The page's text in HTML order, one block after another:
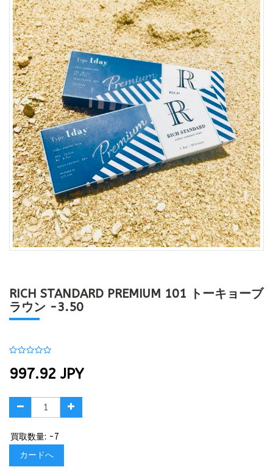
RICH STANDARD PREMIUM 101 トーキョーブ
ラウン -3.50
997.92 JPY
買取数量: -7
カードへ